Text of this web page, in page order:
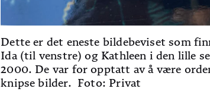
Dette er det eneste bildebeviset som
Ida (til venstre) og Kathleen i den lille
2000. De var for opptatt av å være
knipse bilder. Foto: Privat